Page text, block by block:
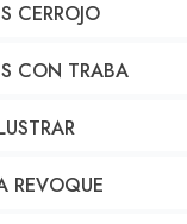
CERROJO
CON TRABA
REVOQUE